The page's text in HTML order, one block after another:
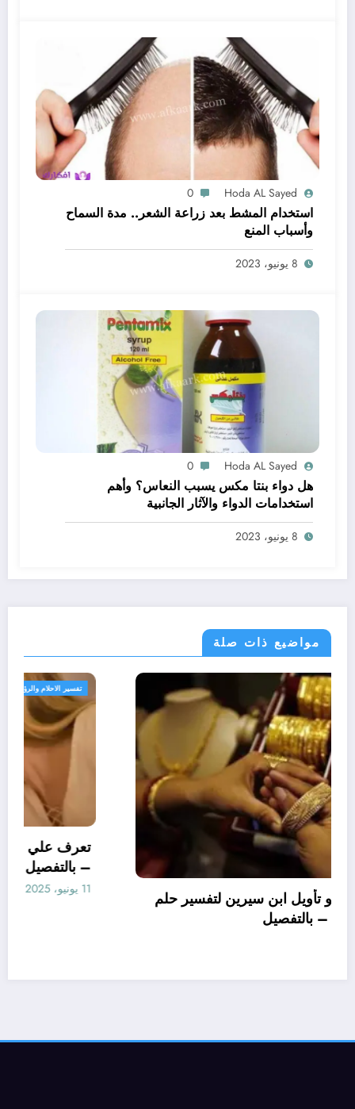
Hoda AL Sayed
0
استخدام المشط بعد زراعة الشعر.. مدة السماح
وأسباب المنع
8 يونيو، 2023
Hoda AL Sayed
0
هل دواء بنتا مكس يسبب النعاس؟ وأهم
استخدامات الدواء والآثار الجانبية
8 يونيو، 2023
مواضيع ذات صلة
تفسير الاحلام والرؤى
تعرف علي – ما هو تأويل ابن سيرين لتفسير حلم
الاساور للمتزوجة؟ – بالتفصيل